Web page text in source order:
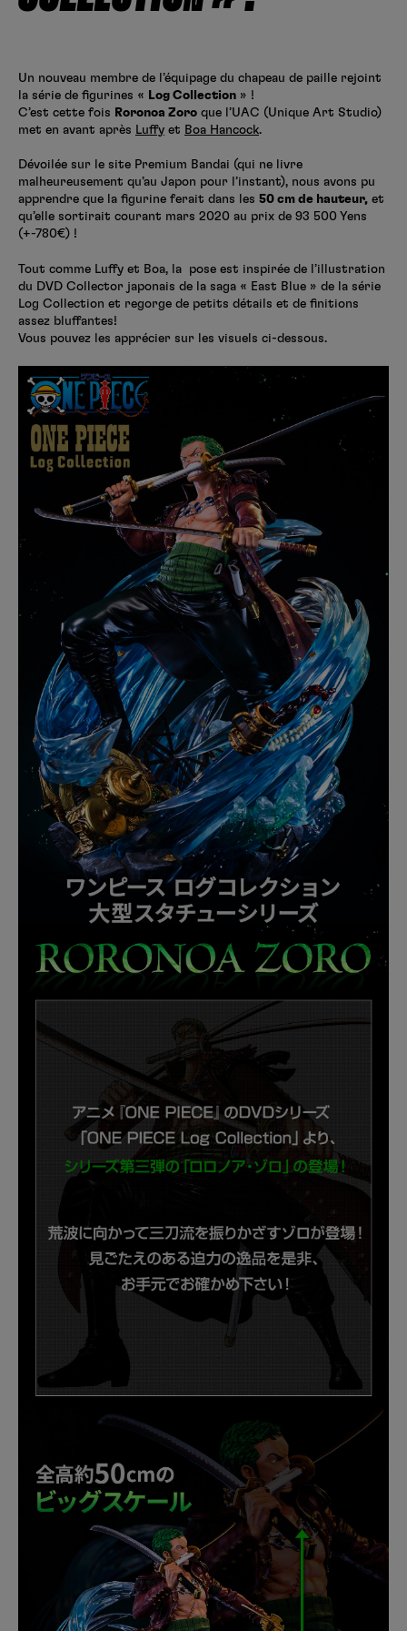
Un nouveau membre de l’équipage du chapeau de paille rejoint
la série de figurines « Log Collection » !
C’est cette fois Roronoa Zoro que l’UAC (Unique Art Studio)
met en avant après Luffy et Boa Hancock.
Dévoilée sur le site Premium Bandai (qui ne livre
malheureusement qu’au Japon pour l’instant), nous avons pu
apprendre que la figurine ferait dans les 50 cm de hauteur, et
qu’elle sortirait courant mars 2020 au prix de 93 500 Yens
(+-780€) !
Tout comme Luffy et Boa, la pose est inspirée de l’illustration
du DVD Collector japonais de la saga « East Blue » de la série
Log Collection et regorge de petits détails et de finitions
assez bluffantes!
Vous pouvez les apprécier sur les visuels ci-dessous.
Se connecter S’inscrire
Fire Force
Black Butler